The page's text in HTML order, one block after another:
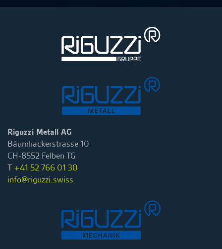
Riguzzi Metall AG
Bäumliackerstrasse 10
CH-8552 Felben TG
T +41 52 766 01 30
info@riguzzi.swiss